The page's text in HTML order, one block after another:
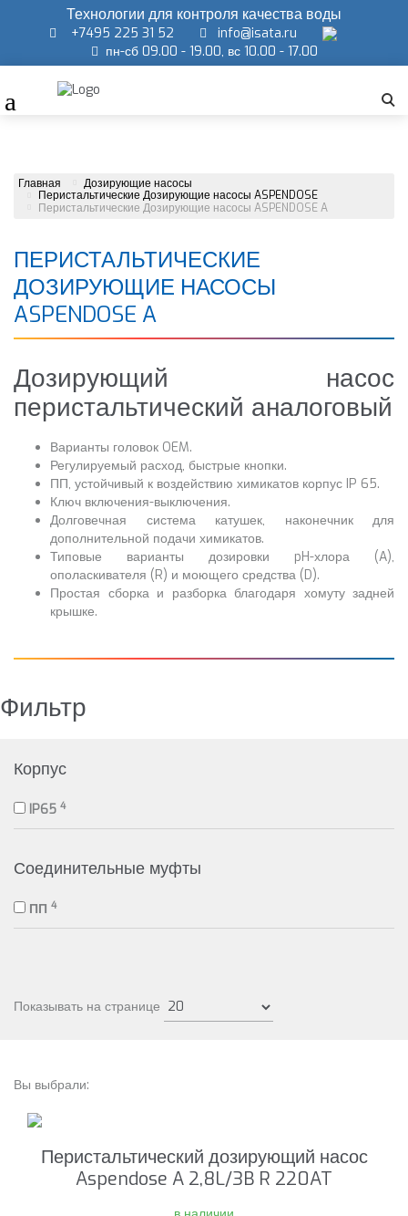
Технологии для контроля качества воды
+7495 225 31 52
info@isata.ru
пн-сб 09.00 - 19.00, вс 10.00 - 17.00
Главная
Дозирующие насосы
Перистальтические Дозирующие насосы ASPENDOSE
Перистальтические Дозирующие насосы ASPENDOSE A
ПЕРИСТАЛЬТИЧЕСКИЕ
ДОЗИРУЮЩИЕ НАСОСЫ
ASPENDOSE A
Дозирующий насос
перистальтический аналоговый
Варианты головок OEM.
Регулируемый расход, быстрые кнопки.
ПП, устойчивый к воздействию химикатов корпус IP 65.
Ключ включения-выключения.
Долговечная система катушек, наконечник для
дополнительной подачи химикатов.
Типовые варианты дозировки pH-хлора (A),
ополаскивателя (R) и моющего средства (D).
Простая сборка и разборка благодаря хомуту задней
крышке.
Фильтр
Корпус
IP65 4
Соединительные муфты
ПП 4
Показывать на странице
Вы выбрали:
Перистальтический дозирующий насос
Aspendose A 2,8L/3B R 220AT